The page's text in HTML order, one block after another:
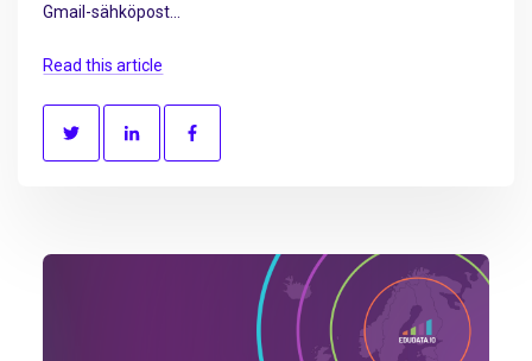
Gmail-sähköpost...
Read this article